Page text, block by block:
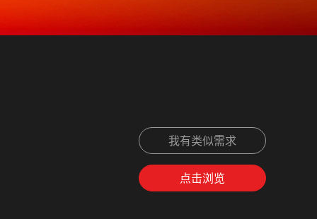
我有类似需求
点击浏览